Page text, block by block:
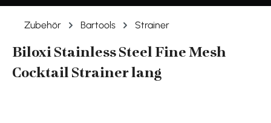
Zubehör Bartools Strainer
Biloxi Stainless Steel Fine Mesh
Cocktail Strainer lang